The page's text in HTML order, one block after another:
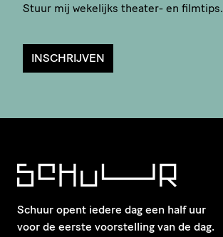
Stuur mij wekelijks theater- en filmtips.
INSCHRIJVEN
Schuur opent iedere dag een half uur
voor de eerste voorstelling van de dag.